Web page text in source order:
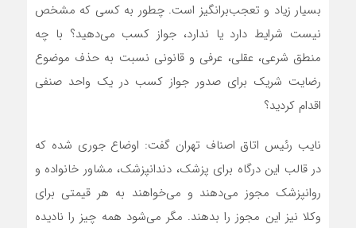
بسیار زیاد و تعجب‌برانگیز است. چطور به کسی که مشخص
نیست شرایط دارد یا ندارد، جواز کسب می‌دهید؟ با چه
منطق شرعی، عقلی، عرفی و قانونی نسبت به حذف موضوع
رضایت شریک برای صدور جواز کسب در یک واحد صنفی
اقدام کردید؟
نایب رئیس اتاق اصناف تهران گفت: اوضاع جوری شده که
در قالب این درگاه برای پزشک، دندانپزشک، مشاور خانواده و
روانپزشک مجوز می‌دهند و می‌خواهند به هر قیمتی برای
وکلا نیز این مجوز را بدهند. مگر می‌شود همه چیز را نادیده